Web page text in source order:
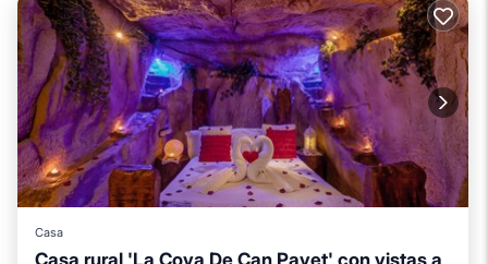
Casa
Casa rural 'La Cova De Can Pavet' con vistas a